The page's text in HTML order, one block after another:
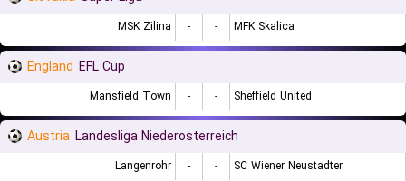
MSK Zilina - - MFK Skalica
England EFL Cup
Mansfield Town - - Sheffield United
Austria Landesliga Niederosterreich
Langenrohr - - SC Wiener Neustadter